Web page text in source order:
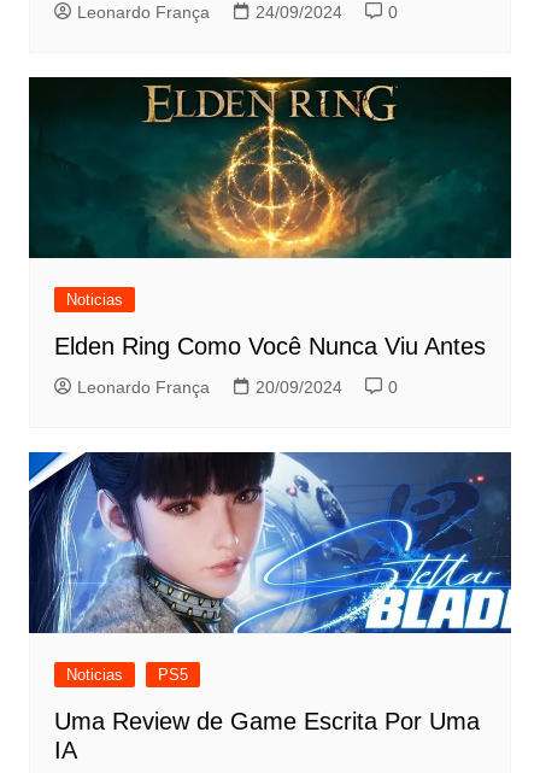
Leonardo França 24/09/2024 0
Noticias
Elden Ring Como Você Nunca Viu Antes
Leonardo França 20/09/2024 0
Noticias PS5
Uma Review de Game Escrita Por Uma
IA